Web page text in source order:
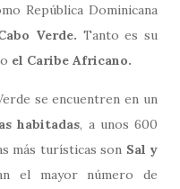
República Dominicana
Verde. Tanto es su
el Caribe Africano.
se encuentren en un
habitadas, a unos 600
más turísticas son Sal y
el mayor número de